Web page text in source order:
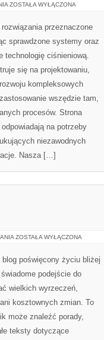
ŚRODOWISKO
ROZWÓJ
ZOSTAŁA WYŁĄCZONA
przeznaczone
sprawdzone systemy oraz
technologię ciśnieniową.
się na projektowaniu,
kompleksowych
wszędzie tam,
procesów. Strona
na potrzeby
niezawodnych
Nasza […]
ZIELONA
ZOSTAŁA WYŁĄCZONA
blog poświęcony życiu bliżej
podejście do
wielkich wyrzeczeń,
kosztownych zmian. To
może znaleźć porady,
teksty dotyczące